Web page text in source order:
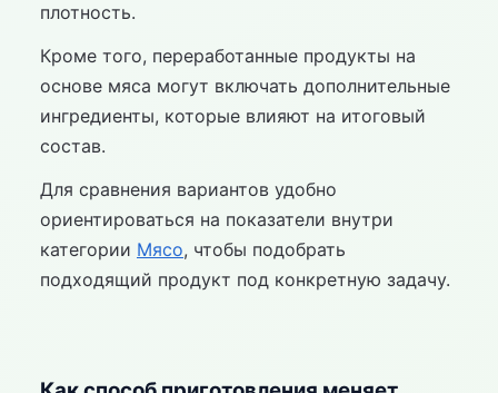
плотность.
Кроме того, переработанные продукты на
основе мяса могут включать дополнительные
ингредиенты, которые влияют на итоговый
состав.
Для сравнения вариантов удобно
ориентироваться на показатели внутри
категории Мясо, чтобы подобрать
подходящий продукт под конкретную задачу.